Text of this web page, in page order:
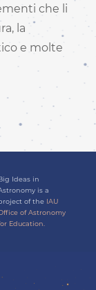
che li
la
e molte
Ideas in
is a
of the IAU
of Astronomy
Education.